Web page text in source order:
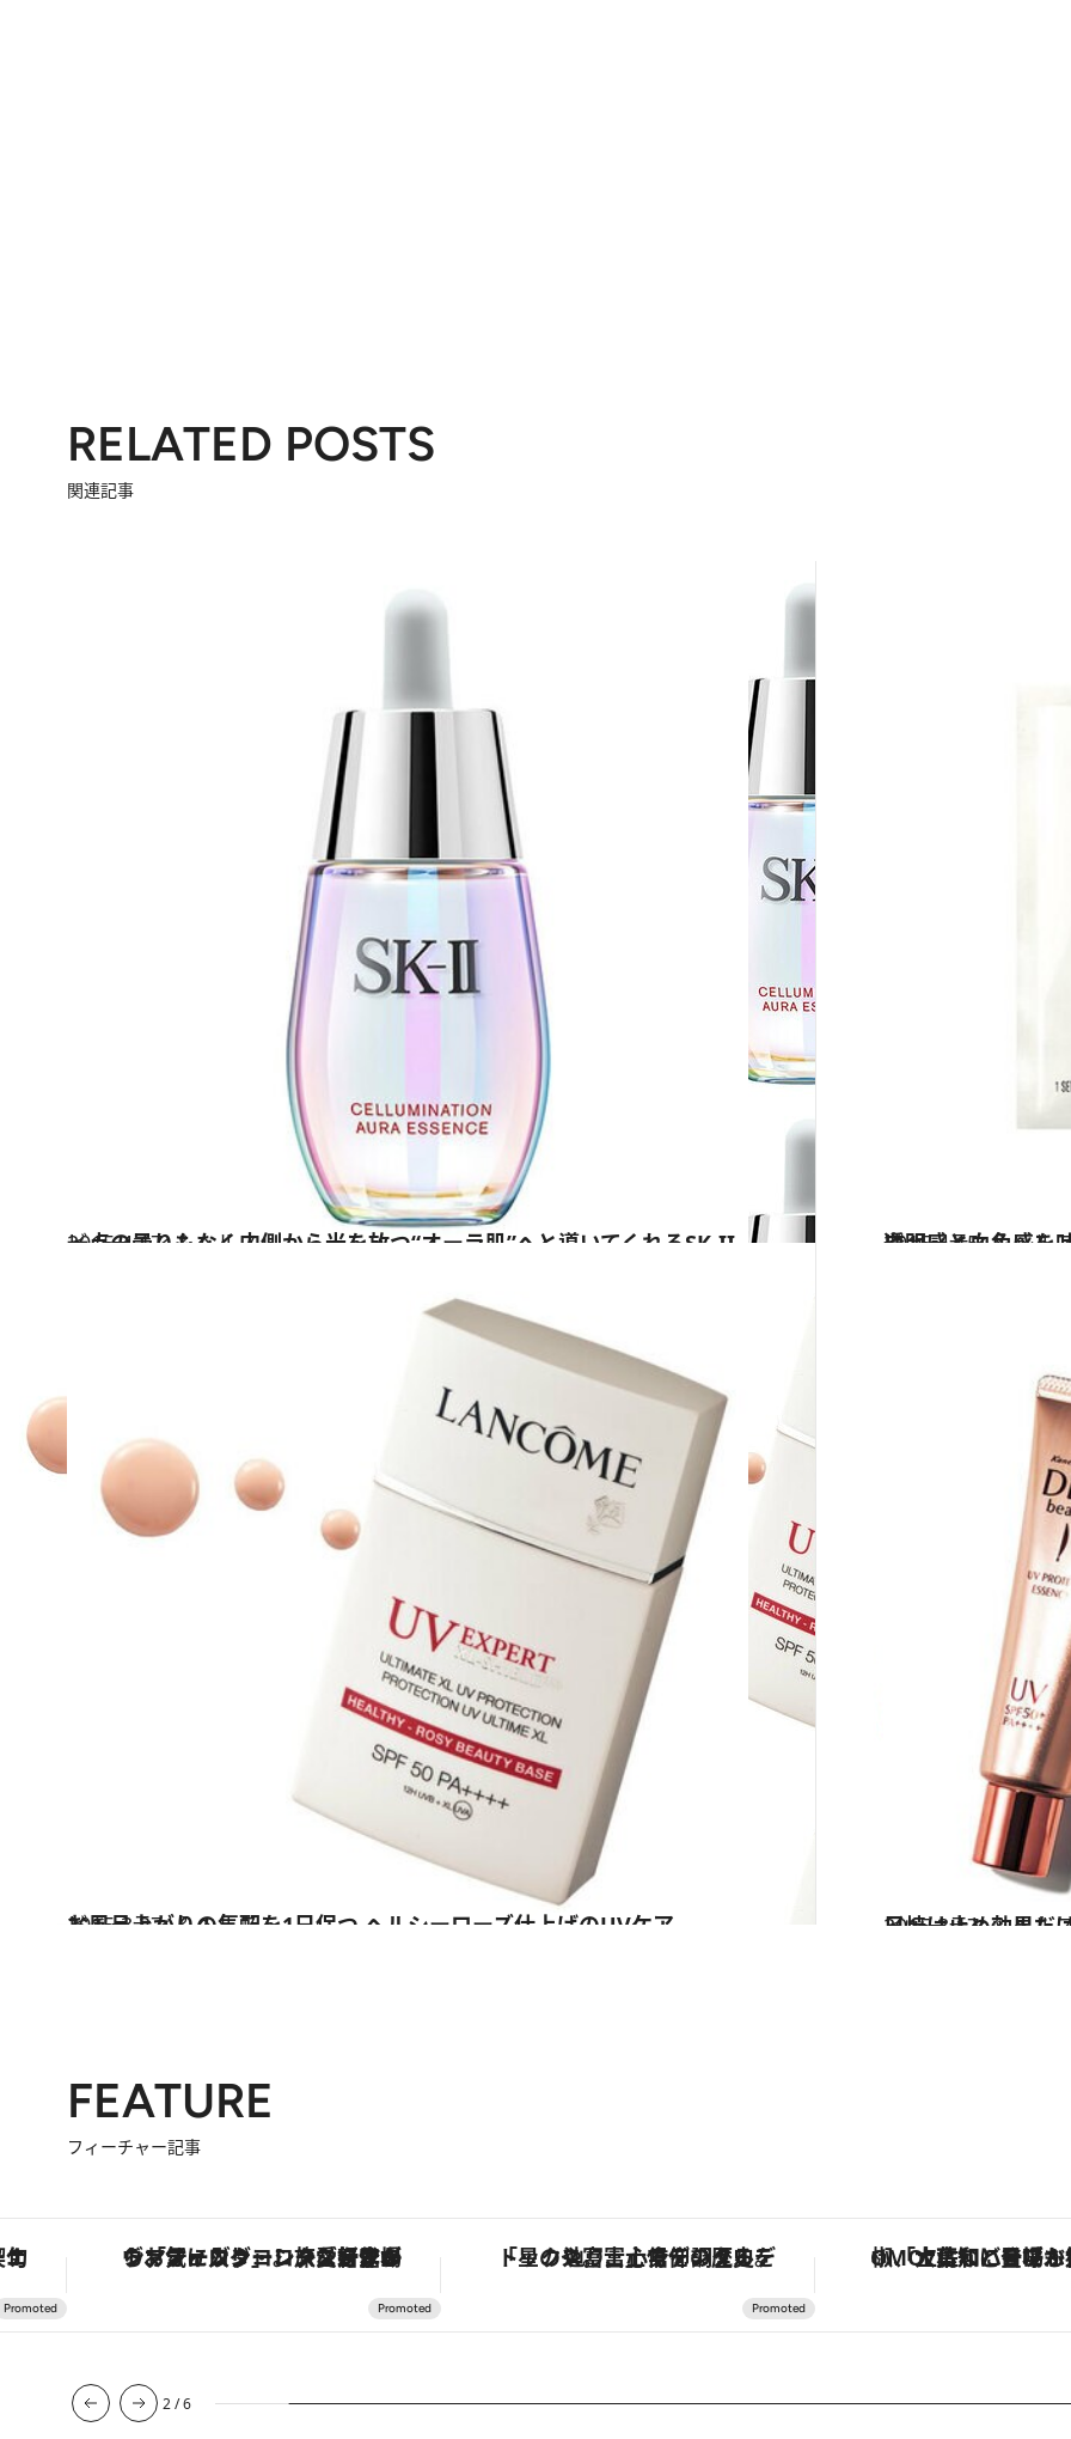
RELATED POSTS
関連記事
2015.4.17
一点の曇りもなく内側から光を放つ“オーラ肌”へと導いてくれるSK-II
ビューティ＆ヘルス 2015.4.15
透明感と血色感を叶えてヘルシーな肌印象をつくりだすシャネルの美白
ビューティ＆ヘル
2015.3.27
お風呂上がりの気配を1日保つ ヘルシーローズ仕上げのUVケア
ビューティ＆ヘルス 2015.3.17
日焼け止め効果だ
ビューティ＆ヘル
FEATURE
フィーチャー記事
で満喫！ ヴァシュロン・コンスタンタン「オーヴァーシーズ・オートマティック」。旅愛好家のお気に入りコレクションから、ジェンダーレスな新作が登場 「星のや富士」でデジタルデトックス。冨士信仰の歴史を辿り、心身を調える。 「土佐和ハーブかき氷」がOMO7高知に登
2/6